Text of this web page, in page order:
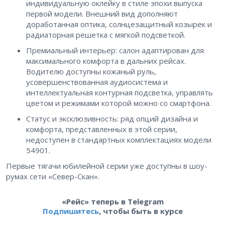
индивидуальную оклейку в стиле эпохи выпуска
первой модели. Внешний вид дополняют
доработанная оптика, солнцезащитный козырек и
радиаторная решетка с мягкой подсветкой.
Премиальный интерьер: салон адаптирован для
максимального комфорта в дальних рейсах.
Водителю доступны кожаный руль,
усовершенствованная аудиосистема и
интеллектуальная контурная подсветка, управлять
цветом и режимами которой можно со смартфона.
Статус и эксклюзивность: ряд опций дизайна и
комфорта, представленных в этой серии,
недоступен в стандартных комплектациях модели
54901.
Первые тягачи юбилейной серии уже доступны в шоу-
румах сети «Север-Скан».
«Рейс» теперь в Telegram
Подпишитесь, чтобы быть в курсе